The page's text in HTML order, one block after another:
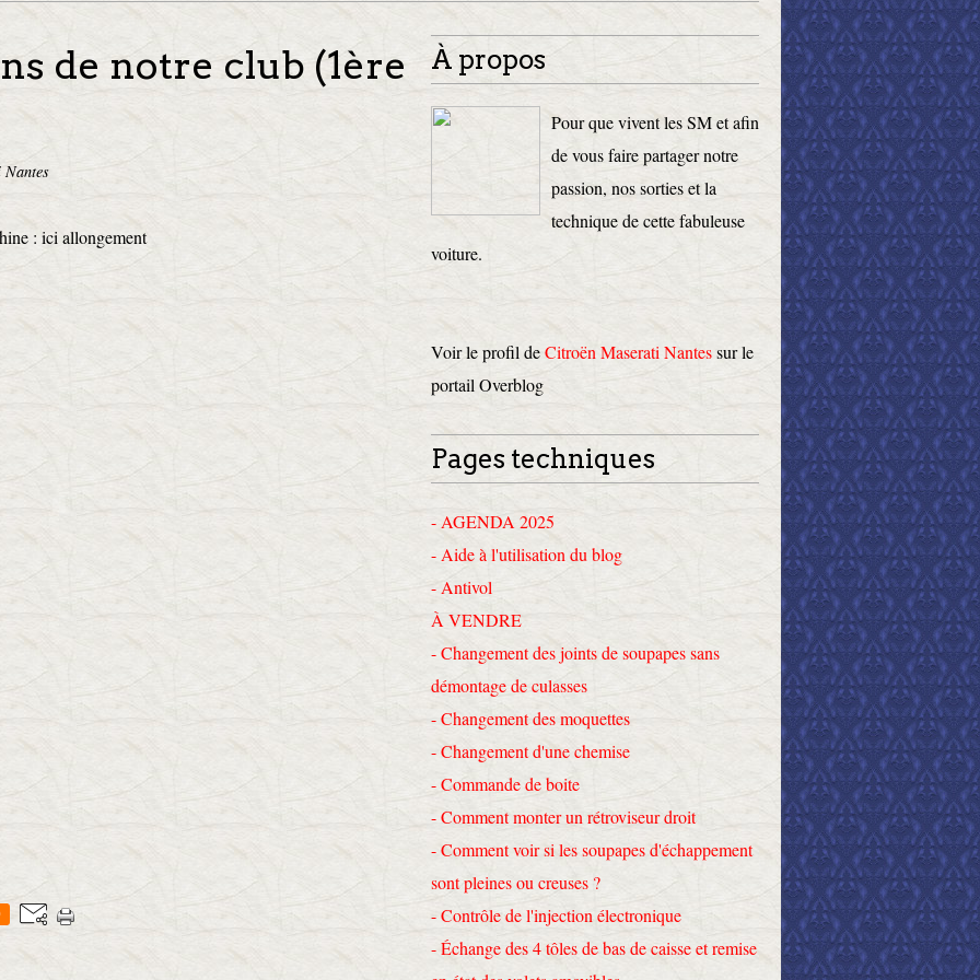
de notre club (1ère
: ici allongement
À propos
Pour que vivent les SM et afin
de vous faire partager notre
passion, nos sorties et la
technique de cette fabuleuse
voiture.
Voir le profil deCitroën Maserati Nantessur le
portail Overblog
Pages techniques
- AGENDA 2025
- Aide à l'utilisation du blog
- Antivol
À VENDRE
- Changement des joints de soupapes sans
démontage de culasses
- Changement des moquettes
- Changement d'une chemise
- Commande de boite
- Comment monter un rétroviseur droit
- Comment voir si les soupapes d'échappement
sont pleines ou creuses ?
- Contrôle de l'injection électronique
- Échange des 4 tôles de bas de caisse et remise